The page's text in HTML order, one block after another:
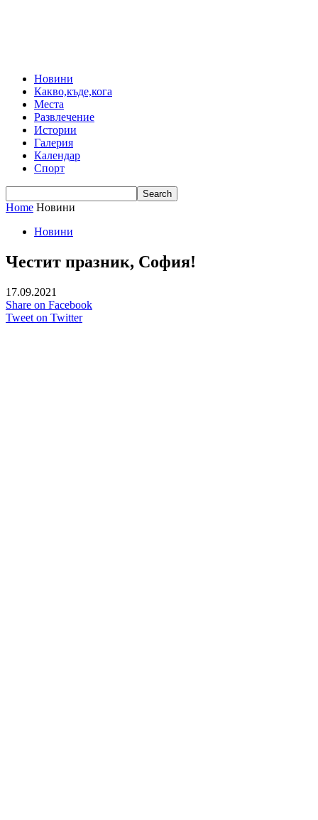
Новини
Какво,къде,кога
Места
Развлечение
Истории
Галерия
Календар
Спорт
Home Новини
Новини
Честит празник, София!
17.09.2021
Share on Facebook
Tweet on Twitter